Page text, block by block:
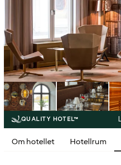
QUALITY HOTEL™
Om hotellet Hotellrum